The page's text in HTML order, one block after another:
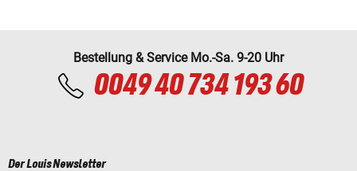
Bestellung & Service Mo.-Sa. 9-20 Uhr
0049 40 734 193 60
Der Louis Newsletter